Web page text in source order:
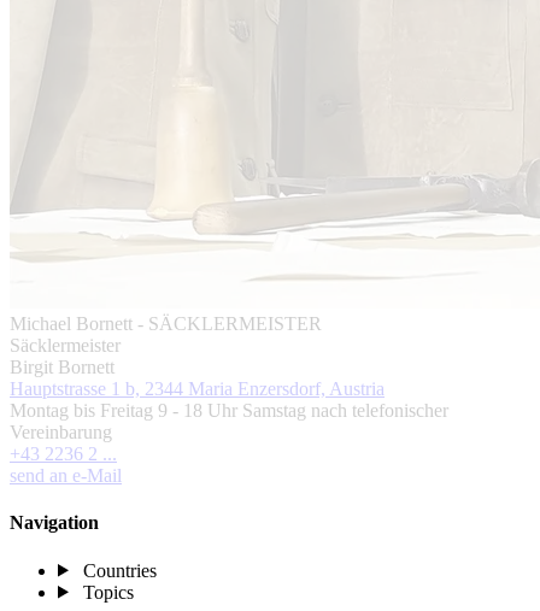
Michael Bornett - SÄCKLERMEISTER
Säcklermeister
Birgit Bornett
Hauptstrasse 1 b, 2344 Maria Enzersdorf, Austria
Montag bis Freitag 9 - 18 Uhr Samstag nach telefonischer
Vereinbarung
+43 2236 2 ...
send an e-Mail
Navigation
Countries
Topics